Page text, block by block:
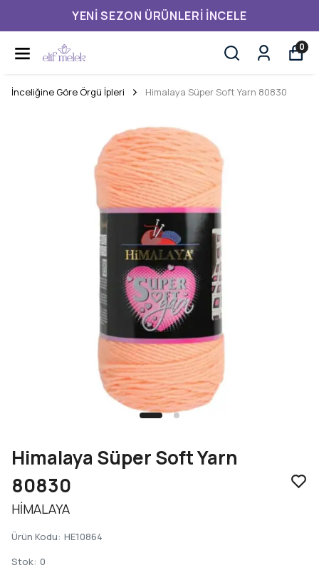
YENI SEZON ÜRÜNLERI İNCELE
0
İnceliğine Göre Örgü İpleri Himalaya Süper Soft Yarn 80830
Himalaya Süper Soft Yarn
80830
HİMALAYA
Ürün Kodu: HE10864
Stok: 0